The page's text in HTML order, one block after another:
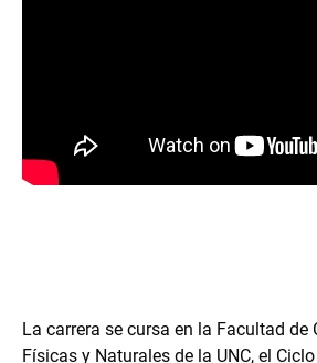
La carrera se cursa en la Facultad de
Físicas y Naturales de la UNC, el